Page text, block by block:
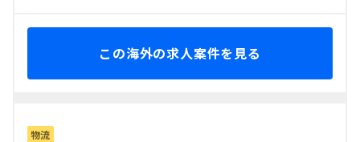
この海外の求人案件を見る
物流